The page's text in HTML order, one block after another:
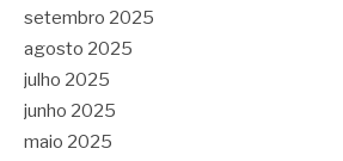
setembro 2025
agosto 2025
julho 2025
junho 2025
maio 2025